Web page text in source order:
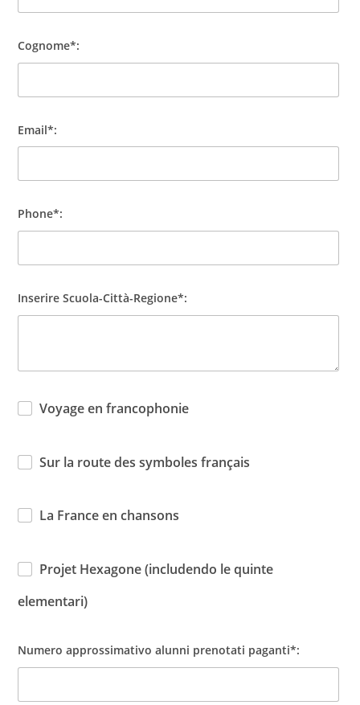
Cognome*:
Email*:
Phone*:
Inserire Scuola-Città-Regione*:
Voyage en francophonie
Sur la route des symboles français
La France en chansons
Projet Hexagone (includendo le quinte
elementari)
Numero approssimativo alunni prenotati paganti*: